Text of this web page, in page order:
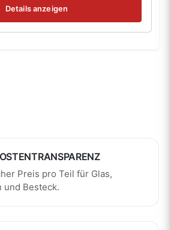
Details anzeigen
Preis pro Teil für Glas,
und Besteck.